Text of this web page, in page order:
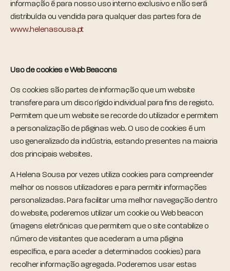
informação é para nosso uso interno exclusivo e não será
distribuída ou vendida para qualquer das partes fora de
www.helenasousa.pt
Uso de cookies e Web Beacons
Os cookies são partes de informação que um website
transfere para um disco rígido individual para fins de registo.
Permitem que um website se recorde do utilizador e permitem
a personalização de páginas web. O uso de cookies é um
uso generalizado da indústria, estando presentes na maioria
dos principais websites.
A Helena Sousa por vezes utiliza cookies para compreender
melhor os nossos utilizadores e para permitir informações
personalizadas. Para facilitar uma melhor navegação dentro
do website, poderemos utilizar um cookie ou Web beacon
(imagens eletrónicas que permitem que o site contabilize o
número de visitantes que acederam a uma página
específica, e para aceder a determinados cookies) para
recolher informação agregada. Poderemos usar estas